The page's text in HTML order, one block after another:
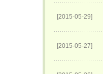
[2015-05-29]
[2015-05-27]